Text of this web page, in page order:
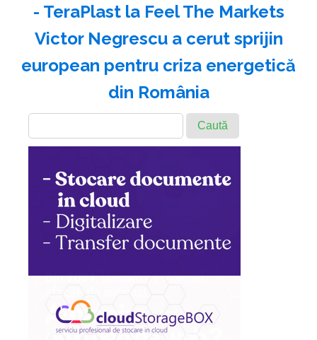
- TeraPlast la Feel The Markets
Victor Negrescu a cerut sprijin
european pentru criza energetică
din România